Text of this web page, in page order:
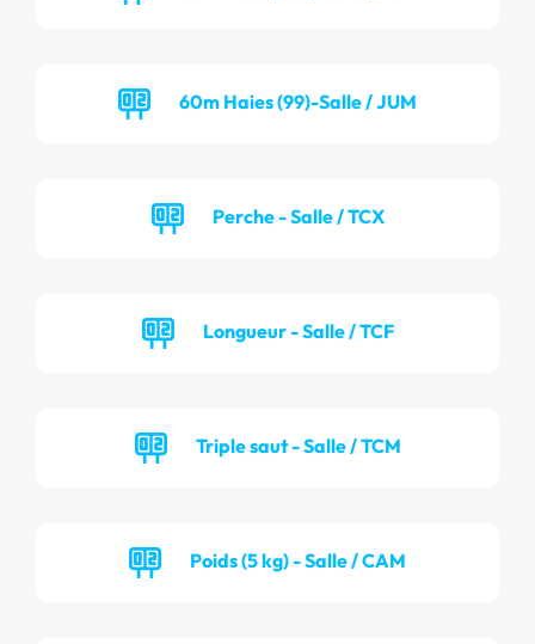
60m Haies (99)-Salle / JUM
Perche - Salle / TCX
Longueur - Salle / TCF
Triple saut - Salle / TCM
Poids (5 kg) - Salle / CAM